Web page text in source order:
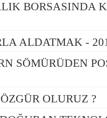
BORSASINDA
ALDATMAK -
SÖMÜRÜDEN
OLURUZ ?